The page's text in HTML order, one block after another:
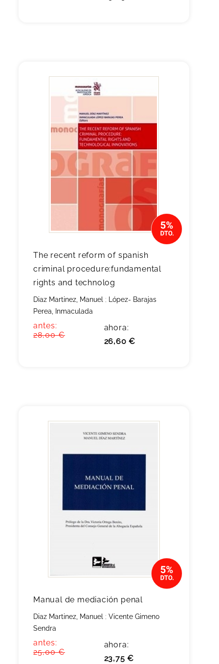
The recent reform of spanish
criminal procedure:fundamental
rights and technolog
Diaz Martinez, Manuel ;
López- Barajas
Perea, Inmaculada
antes:
28,00 €
ahora:
26,60 €
Manual de mediación penal
Diaz Martinez, Manuel ; Vicente Gimeno
Sendra
antes:
25,00 €
ahora:
23,75 €